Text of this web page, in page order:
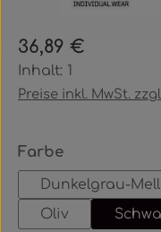
Regulärer Preis:
36,89 €
Inhalt: 1
Preise inkl. MwSt.
Farbeauswählen
Dunkelgrau-
Oliv